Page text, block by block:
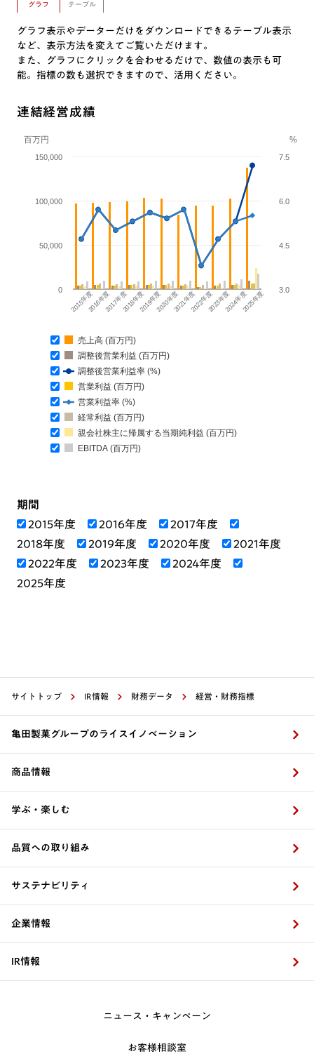
グラフ テーブル
グラフ表示やデーターだけをダウンロードできるテーブル表示
など、表示方法を変えてご覧いただけます。
また、グラフにクリックを合わせるだけで、数値の表示も可
能。指標の数も選択できますので、活用ください。
連結経営成績
百万円 %
売上高 (百万円)
調整後営業利益 (百万円)
調整後営業利益率 (%)
営業利益 (百万円)
営業利益率 (%)
経常利益 (百万円)
親会社株主に帰属する当期純利益 (百万円)
EBITDA (百万円)
2015年度2016年度2017年度2018年度2019年度2020年度2021年度2022年度2023年度2024年度2025年度
0
50,000
100,000
150,000
3.0
4.5
6.0
7.5
期間
2015年度
2016年度
2017年度
2018年度
2019年度 2020年度
2021年度
2022年度
2023年度
2024年度
2025年度
サイトトップ IR情報 財務データ 経営・財務指標
亀田製菓グループのライスイノベーション
商品情報
学ぶ・楽しむ
品質への取り組み
サステナビリティ
企業情報
IR情報
ニュース・キャンペーン
お客様相談室